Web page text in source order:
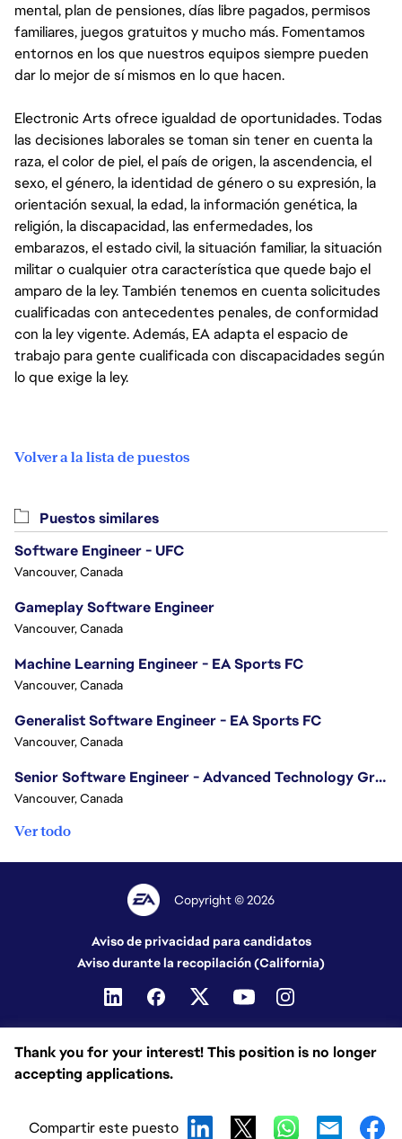
mental, plan de pensiones, días libre pagados, permisos
familiares, juegos gratuitos y mucho más. Fomentamos
entornos en los que nuestros equipos siempre pueden
dar lo mejor de sí mismos en lo que hacen.
Electronic Arts ofrece igualdad de oportunidades. Todas
las decisiones laborales se toman sin tener en cuenta la
raza, el color de piel, el país de origen, la ascendencia, el
sexo, el género, la identidad de género o su expresión, la
orientación sexual, la edad, la información genética, la
religión, la discapacidad, las enfermedades, los
embarazos, el estado civil, la situación familiar, la situación
militar o cualquier otra característica que quede bajo el
amparo de la ley. También tenemos en cuenta solicitudes
cualificadas con antecedentes penales, de conformidad
con la ley vigente. Además, EA adapta el espacio de
trabajo para gente cualificada con discapacidades según
lo que exige la ley.
Volver a la lista de puestos
Thank you for your interest! This position is no longer
accepting applications.
Compartir este puesto
Puestos similares
Software Engineer - UFC
Vancouver, Canada
Gameplay Software Engineer
Vancouver, Canada
Machine Learning Engineer - EA Sports FC
Vancouver, Canada
Generalist Software Engineer - EA Sports FC
Vancouver, Canada
Senior Software Engineer - Advanced Technology Group
Vancouver, Canada
Ver todo
Copyright © 2026
Aviso de privacidad para candidatos
Aviso durante la recopilación (California)